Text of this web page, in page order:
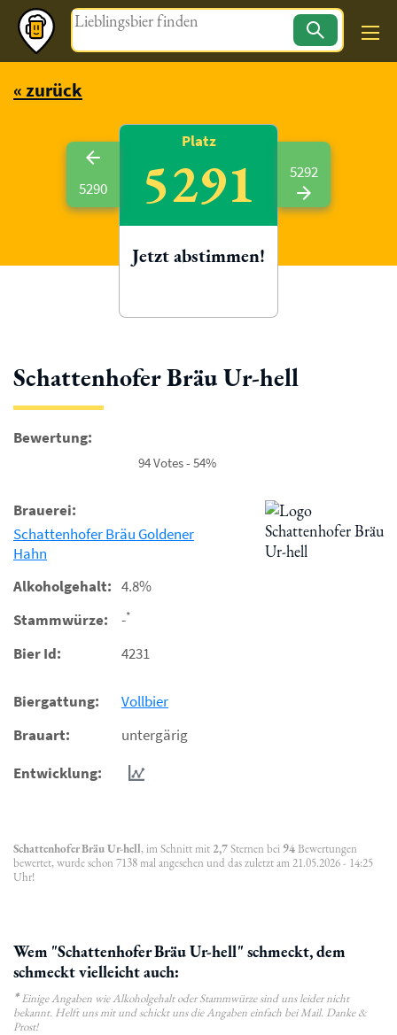
Magazin
« zurück
Schattenhofer Bräu Ur-hell
Bewertung:
94 Votes - 54%
Brauerei:
Schattenhofer Bräu Goldener
Hahn
Alkoholgehalt: 4.8%
Stammwürze:
-*
Bier Id: 4231
Biergattung:
Vollbier
Brauart:
untergärig
Entwicklung:
Schattenhofer Bräu Ur-hell, im Schnitt mit 2,7Sternen bei 94Bewertungen
bewertet, wurde schon 7138 mal angesehen und das zuletzt am 21.05.2026 - 14:25
Uhr!
Wem "Schattenhofer Bräu Ur-hell" schmeckt, dem
schmeckt vielleicht auch:
*Einige Angaben wie Alkoholgehalt oder Stammwürze sind uns leider nicht
bekannt. Helft uns mit und schickt uns die Angaben einfach bei Mail. Danke &
Prost!
5290
Platz
5291
Jetzt abstimmen!
5292